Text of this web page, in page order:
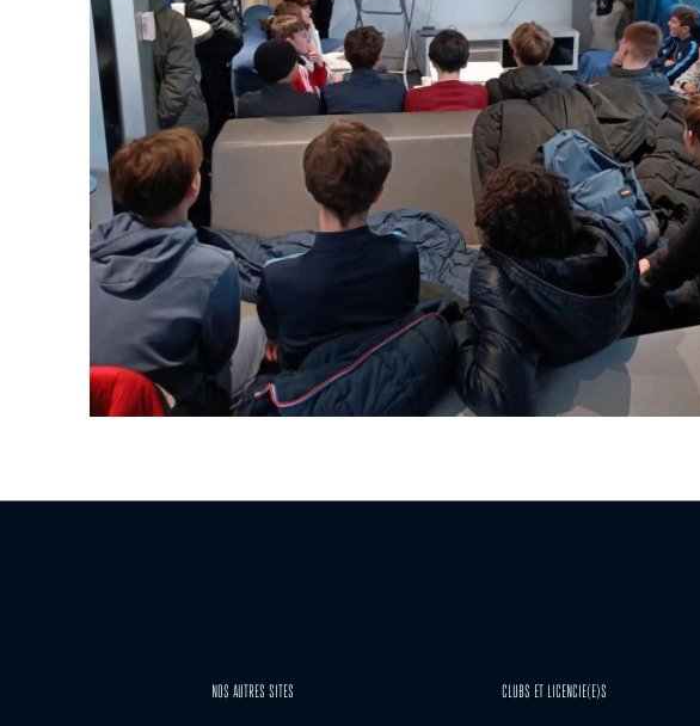
NOS AUTRES SITES CLUBS ET LICENCIE(E)S